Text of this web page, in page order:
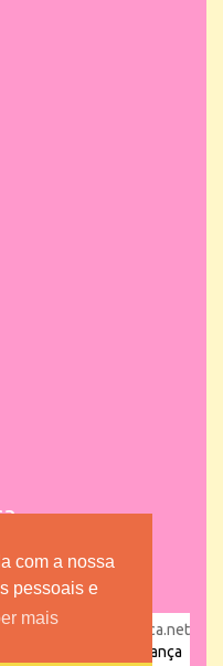
com a nossa
pessoais e
mais
www.lojadacrianca.net
Loja da Criança